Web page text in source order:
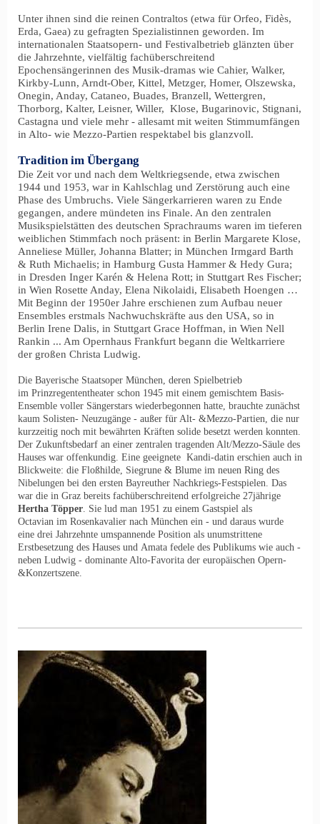
Unter ihnen sind die reinen Contraltos (etwa für Orfeo, Fidès,
Erda, Gaea) zu gefragten Spezialistinnen geworden. Im
internationalen Staatsopern- und Festivalbetrieb glänzten über
die Jahrzehnte, vielfältig fachüberschreitend
Epochensängerinnen des Musik-dramas wie Cahier, Walker,
Kirkby-Lunn, Arndt-Ober, Kittel, Metzger, Homer, Olszewska,
Onegin, Anday, Cataneo, Buades, Branzell, Wettergren,
Thorborg, Kalter, Leisner, Willer, Klose, Bugarinovic, Stignani,
Castagna und viele mehr - allesamt mit weiten Stimmumfängen
in Alto- wie Mezzo-Partien respektabel bis glanzvoll.
Tradition im Übergang
Die Zeit vor und nach dem Weltkriegsende, etwa zwischen
1944 und 1953, war in Kahlschlag und Zerstörung auch eine
Phase des Umbruchs. Viele Sängerkarrieren waren zu Ende
gegangen, andere mündeten ins Finale. An den zentralen
Musikspielstätten des deutschen Sprachraums waren im tieferen
weiblichen Stimmfach noch präsent: in Berlin Margarete Klose,
Anneliese Müller, Johanna Blatter; in München Irmgard Barth
& Ruth Michaelis; in Hamburg Gusta Hammer & Hedy Gura;
in Dresden Inger Karén & Helena Rott; in Stuttgart Res Fischer;
in Wien Rosette Anday, Elena Nikolaidi, Elisabeth Hoengen …
Mit Beginn der 1950er Jahre erschienen zum Aufbau neuer
Ensembles erstmals Nachwuchskräfte aus den USA, so in
Berlin Irene Dalis, in Stuttgart Grace Hoffman, in Wien Nell
Rankin ... Am Opernhaus Frankfurt begann die Weltkarriere
der großen Christa Ludwig.
Die Bayerische Staatsoper München, deren Spielbetrieb
im Prinzregententheater schon 1945 mit einem gemischtem Basis-
Ensemble voller Sängerstars wiederbegonnen hatte, brauchte zunächst
kaum Solisten- Neuzugänge - außer für Alt- &Mezzo-Partien, die nur
kurzzeitig noch mit bewährten Kräften solide besetzt werden konnten.
Der Zukunftsbedarf an einer zentralen tragenden Alt/Mezzo-Säule des
Hauses war offenkundig. Eine geeignete Kandi-datin erschien auch in
Blickweite: die Floßhilde, Siegrune & Blume im neuen Ring des
Nibelungen bei den ersten Bayreuther Nachkriegs-Festspielen. Das
war die in Graz bereits fachüberschreitend erfolgreiche 27jährige
Hertha Töpper. Sie lud man 1951 zu einem Gastspiel als
Octavian im Rosenkavalier nach München ein - und daraus wurde
eine drei Jahrzehnte umspannende Position als unumstrittene
Erstbesetzung des Hauses und Amata fedele des Publikums wie auch -
neben Ludwig - dominante Alto-Favorita der europäischen Opern-
&Konzertszene.